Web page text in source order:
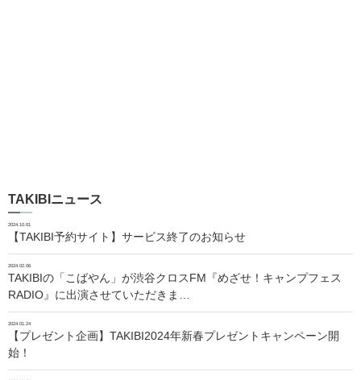
TAKIBIニュース
2024.10.01
【TAKIBI予約サイト】サービス終了のお知らせ
2024.02.06
TAKIBIの「こばやん」が渋谷クロスFM『めざせ！キャンプフェス
RADIO』に出演させていただきま…
2024.01.24
【プレゼント企画】TAKIBI2024年新春プレゼントキャンペーン開
始！